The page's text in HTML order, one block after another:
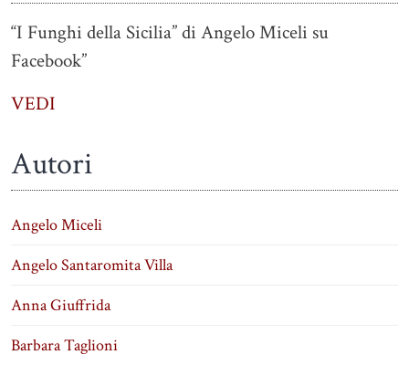
“I Funghi della Sicilia” di Angelo Miceli su
Facebook”
VEDI
Autori
Angelo Miceli
Angelo Santaromita Villa
Anna Giuffrida
Barbara Taglioni